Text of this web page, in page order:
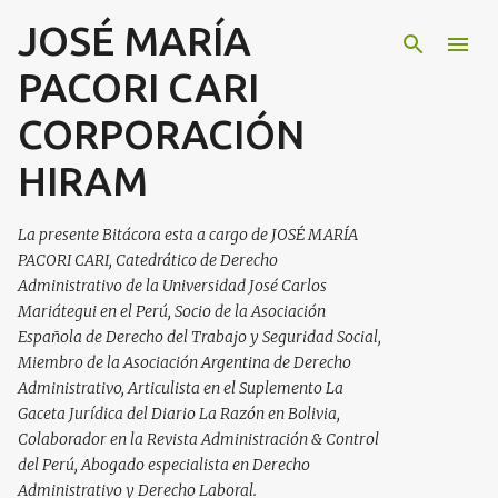
Ir al contenido principal
JOSÉ MARÍA
PACORI CARI
CORPORACIÓN
HIRAM
La presente Bitácora esta a cargo de JOSÉ MARÍA
PACORI CARI, Catedrático de Derecho
Administrativo de la Universidad José Carlos
Mariátegui en el Perú, Socio de la Asociación
Española de Derecho del Trabajo y Seguridad Social,
Miembro de la Asociación Argentina de Derecho
Administrativo, Articulista en el Suplemento La
Gaceta Jurídica del Diario La Razón en Bolivia,
Colaborador en la Revista Administración & Control
del Perú, Abogado especialista en Derecho
Administrativo y Derecho Laboral.